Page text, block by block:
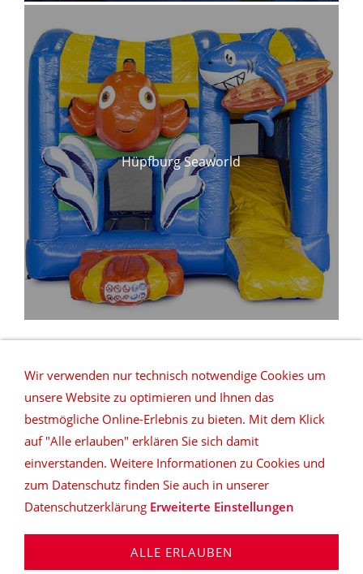
Hüpfburg Seaworld
REFERENZEN NETZWERK
DATENSCHUTZ
top|ten music & moreDaniel Klöpper | Rosenstraße 6
| D-32832 Augustdorf | Tel: 05237-890934 | Fax: 05237-
890935 | info@lippe-event.de
Wir verwenden nur technisch notwendige Cookies um
unsere Website zu optimieren und Ihnen das
bestmögliche Online-Erlebnis zu bieten. Mit dem Klick
auf "Alle erlauben" erklären Sie sich damit
einverstanden. Weitere Informationen zu Cookies und
zum Datenschutz finden Sie auch in unserer
Datenschutzerklärung Erweiterte Einstellungen
ALLE ERLAUBEN